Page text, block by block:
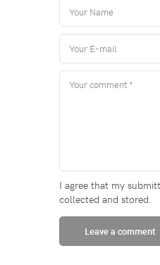
I agree that my
collected and stored.